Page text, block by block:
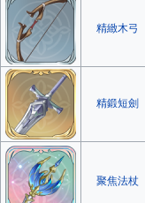
精緻木弓
精鍛短劍
聚焦法杖